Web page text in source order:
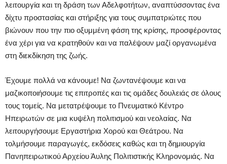
λειτουργία και τη δράση των Αδελφοτήτων, αναπτύσσοντας ένα
δίχτυ προστασίας και στήριξης για τους συμπατριώτες που
βιώνουν που την πιο οξυμμένη φάση της κρίσης, προσφέροντας
ένα χέρι για να κρατηθούν και να παλέψουν μαζί οργανωμένα
στη διεκδίκηση της ζωής.
Έχουμε πολλά να κάνουμε! Να ζωντανέψουμε και να
μαζικοποιήσουμε τις επιτροπές και τις ομάδες δουλειάς σε όλους
τους τομείς. Να μετατρέψουμε το Πνευματικό Κέντρο
Ηπειρωτών σε μια κυψέλη πολιτισμού και νεολαίας. Να
λειτουργήσουμε Εργαστήρια Χορού και Θεάτρου. Να
τολμήσουμε παραγωγές, εκδόσεις καθώς και τη δημιουργία
Πανηπειρωτικού Αρχείου Άυλης Πολιτιστικής Κληρονομιάς. Να